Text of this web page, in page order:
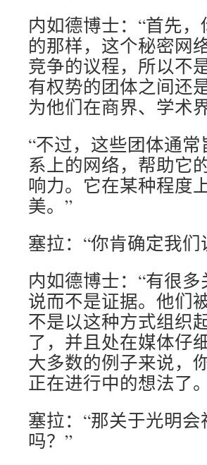
内如德博士：“首先
的那样，这个秘密网
竞争的议程，所以不
有权势的团体之间还
为他们在商界、学术
“不过，这些团体通
系上的网络，帮助它
响力。它在某种程度
美。”
塞拉：“你肯确定我
内如德博士：“有很
说而不是证据。他们
不是以这种方式组织
了，并且处在媒体仔
大多数的例子来说，
正在进行中的想法了
塞拉：“那关于光明
吗？”